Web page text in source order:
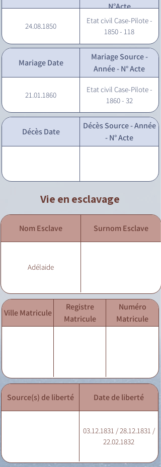
N°Acte
24.08.1850
Etat civil Case-Pilote -
1850 - 118
Mariage Date
Mariage Source -
Année - N° Acte
21.01.1860
Etat civil Case-Pilote -
1860 - 32
Décès Date
Décès Source - Année
- N° Acte
Vie en esclavage
Nom Esclave Surnom Esclave
Adélaide
Ville Matricule
Registre
Matricule
Numéro
Matricule
Source(s) de liberté Date de liberté
03.12.1831 / 28.12.1831 /
22.02.1832